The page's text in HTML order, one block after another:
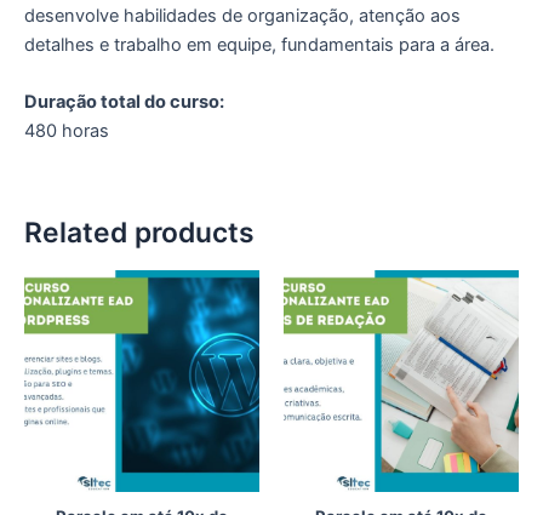
desenvolve habilidades de organização, atenção aos
detalhes e trabalho em equipe, fundamentais para a área.
Duração total do curso:
480 horas
Related products